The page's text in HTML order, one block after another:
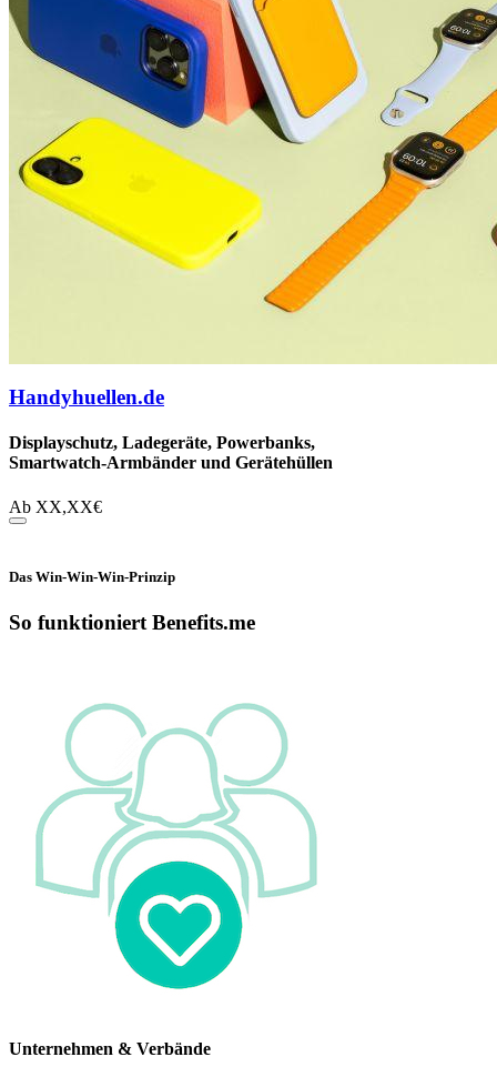
Handyhuellen.de
Displayschutz, Ladegeräte, Powerbanks,
Smartwatch-Armbänder und Gerätehüllen
Ab XX,XX€
Das Win-Win-Win-Prinzip
So funktioniert Benefits.me
Unternehmen & Verbände